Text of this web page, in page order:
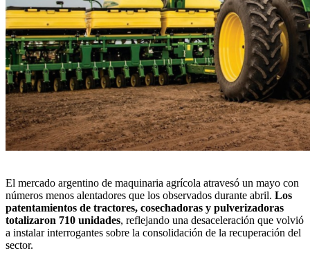
El mercado argentino de maquinaria agrícola atravesó un mayo con
números menos alentadores que los observados durante abril. Los
patentamientos de tractores, cosechadoras y pulverizadoras
totalizaron 710 unidades, reflejando una desaceleración que volvió
a instalar interrogantes sobre la consolidación de la recuperación del
sector.